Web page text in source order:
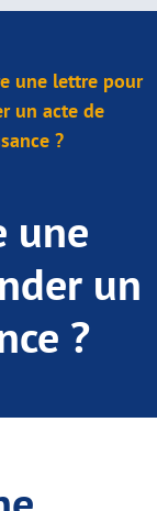
une lettre pour
un acte de
?
une
un
?